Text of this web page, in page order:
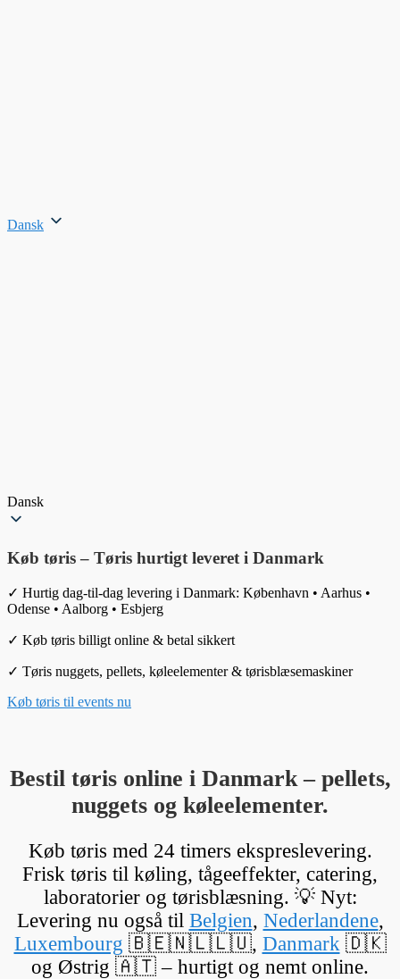
Dansk
Dansk
Køb tøris – Tøris hurtigt leveret i Danmark
✓ Hurtig dag-til-dag levering i Danmark: København • Aarhus •
Odense • Aalborg • Esbjerg
✓ Køb tøris billigt online & betal sikkert
✓ Tøris nuggets, pellets, køleelementer & tørisblæsemaskiner
Køb tøris til events nu
Bestil tøris online i Danmark – pellets,
nuggets og køleelementer.
Køb tøris med 24 timers ekspreslevering.
Frisk tøris til køling, tågeeffekter, catering,
laboratorier og tørisblæsning. 💡 Nyt:
Levering nu også til Belgien, Nederlandene,
Luxembourg 🇧🇪🇳🇱🇱🇺, Danmark 🇩🇰
og Østrig 🇦🇹 – hurtigt og nemt online.